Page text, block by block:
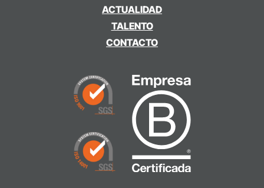
ACTUALIDAD
TALENTO
CONTACTO